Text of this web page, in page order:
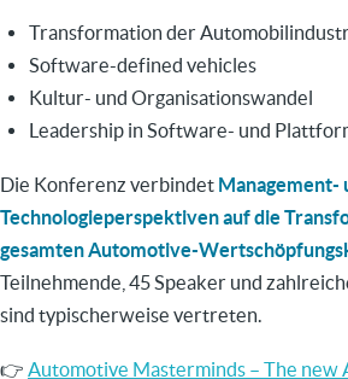
Transformation der
Software-defined vehicles
Kultur- und Organisationswandel
Leadership in Software- und
Die Konferenz verbindet Management-
Technologieperspektiven auf die
gesamten Automotive-
Teilnehmende, 45 Speaker und
sind typischerweise vertreten.
👉 Automotive Masterminds – The new